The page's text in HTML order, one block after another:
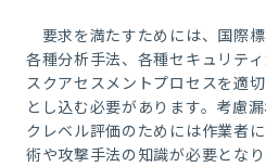
要求を満たすためには、国際
各種分析手法、各種セキュリテ
スクアセスメントプロセスを適
とし込む必要があります。考慮
クレベル評価のためには作業者
術や攻撃手法の知識が必要となり